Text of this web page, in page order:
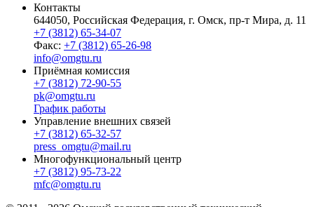
Контакты
644050, Российская Федерация, г. Омск, пр-т Мира, д. 11
+7 (3812) 65-34-07
Факс: +7 (3812) 65-26-98
info@omgtu.ru
Приёмная комиссия
+7 (3812) 72-90-55
pk@omgtu.ru
График работы
Управление внешних связей
+7 (3812) 65-32-57
press_omgtu@mail.ru
Многофункциональный центр
+7 (3812) 95-73-22
mfc@omgtu.ru